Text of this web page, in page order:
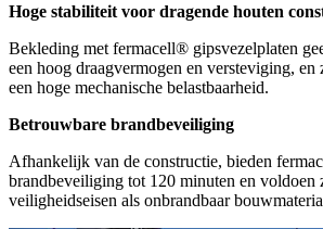
Hoge stabiliteit voor dragende houten
Bekleding met fermacell® gipsvezelplaten
een hoog draagvermogen en versteviging,
een hoge mechanische belastbaarheid.
Betrouwbare brandbeveiliging
Afhankelijk van de constructie, bieden
brandbeveiliging tot 120 minuten en voldoen
veiligheidseisen als onbrandbaar